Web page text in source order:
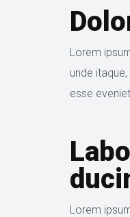
Lorem
unde
esse
Lorem